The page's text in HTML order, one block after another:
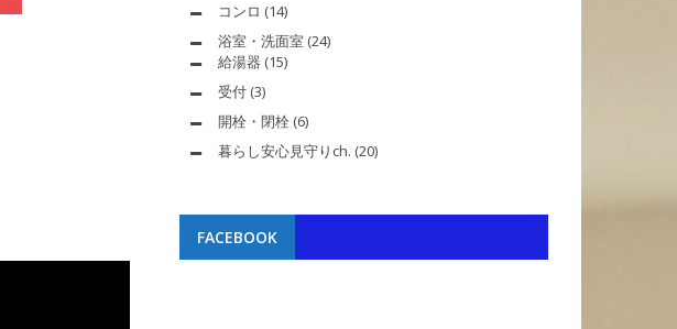
コンロ (14)
浴室・洗面室 (24)
給湯器 (15)
受付 (3)
開栓・閉栓 (6)
暮らし安心見守りch. (20)
FACEBOOK